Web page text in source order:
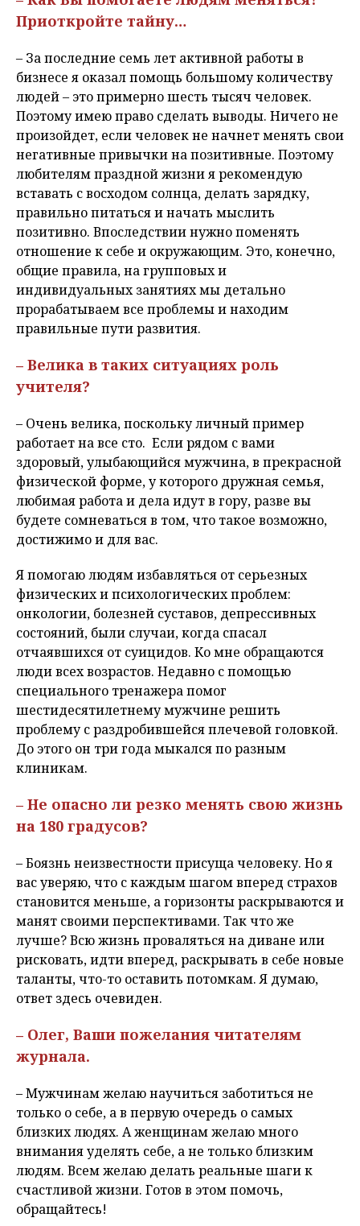
Приоткройте тайну…
– За последние семь лет активной работы в
бизнесе я оказал помощь большому количеству
людей – это примерно шесть тысяч человек.
Поэтому имею право сделать выводы. Ничего не
произойдет, если человек не начнет менять свои
негативные привычки на позитивные. Поэтому
любителям праздной жизни я рекомендую
вставать с восходом солнца, делать зарядку,
правильно питаться и начать мыслить
позитивно. Впоследствии нужно поменять
отношение к себе и окружающим. Это, конечно,
общие правила, на групповых и
индивидуальных занятиях мы детально
прорабатываем все проблемы и находим
правильные пути развития.
– Велика в таких ситуациях роль
учителя?
– Очень велика, поскольку личный пример
работает на все сто. Если рядом с вами
здоровый, улыбающийся мужчина, в прекрасной
физической форме, у которого дружная семья,
любимая работа и дела идут в гору, разве вы
будете сомневаться в том, что такое возможно,
достижимо и для вас.
Я помогаю людям избавляться от серьезных
физических и психологических проблем:
онкологии, болезней суставов, депрессивных
состояний, были случаи, когда спасал
отчаявшихся от суицидов. Ко мне обращаются
люди всех возрастов. Недавно с помощью
специального тренажера помог
шестидесятилетнему мужчине решить
проблему с раздробившейся плечевой головкой.
До этого он три года мыкался по разным
клиникам.
– Не опасно ли резко менять свою жизнь
на 180 градусов?
– Боязнь неизвестности присуща человеку. Но я
вас уверяю, что с каждым шагом вперед страхов
становится меньше, а горизонты раскрываются и
манят своими перспективами. Так что же
лучше? Всю жизнь проваляться на диване или
рисковать, идти вперед, раскрывать в себе новые
таланты, что-то оставить потомкам. Я думаю,
ответ здесь очевиден.
– Олег, Ваши пожелания читателям
журнала.
– Мужчинам желаю научиться заботиться не
только о себе, а в первую очередь о самых
близких людях. А женщинам желаю много
внимания уделять себе, а не только близким
людям. Всем желаю делать реальные шаги к
счастливой жизни. Готов в этом помочь,
обращайтесь!